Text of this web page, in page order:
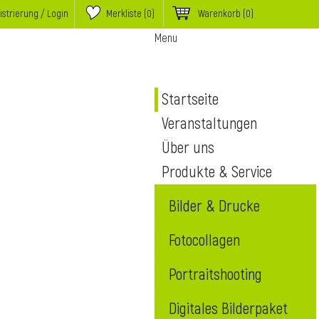
/ Login Merkliste (0) Warenkorb (0)
Menu
Startseite
Veranstaltungen
Über uns
Produkte & Service
Bilder & Drucke
Fotocollagen
Portraitshooting
Digitales Bilderpaket